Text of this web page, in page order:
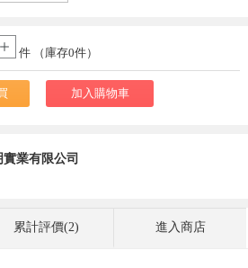
件 （庫存0件）
加入購物車
業有限公司
累計評價(2) 進入商店